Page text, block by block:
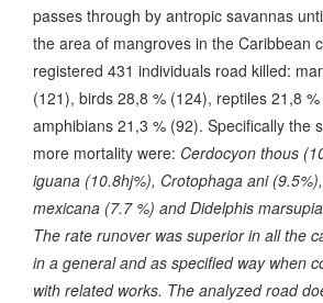
passes through by antropic savannas
the area of mangroves in the Caribbean
registered 431 individuals road killed:
(121), birds 28,8 % (124), reptiles 21,8
amphibians 21,3 % (92). Specifically the
more mortality were: Cerdocyon thous
iguana (10.8hj%), Crotophaga ani(9.5%),
mexicana (7.7 %) andDidelphis
The rate runover was superior in all the
in a general and as specified way when
with related works. The analyzed road